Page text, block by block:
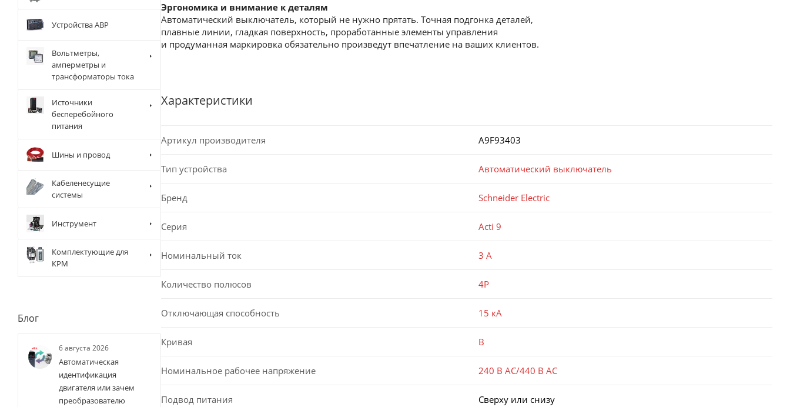
Эргономика и внимание к деталям
Автоматический выключатель, который не нужно прятать. Точная подгонка деталей,
плавные линии, гладкая поверхность, проработанные элементы управления
и продуманная маркировка обязательно произведут впечатление на ваших клиентов.
Характеристики
Артикул производителя A9F93403
Тип устройства Автоматический выключатель
Бренд Schneider Electric
Серия Acti 9
Номинальный ток 3 А
Количество полюсов 4P
Отключающая способность 15 кА
Кривая B
Номинальное рабочее напряжение 240 В AC/440 В AC
Подвод питания Сверху или снизу
Устройства АВР
Вольтметры,
амперметры и
трансформаторы тока
Источники
бесперебойного
питания
Шины и провод
Кабеленесущие
системы
Инструмент
Комплектующие для
КРМ
Блог
6 августа 2026
Автоматическая
идентификация
двигателя или зачем
преобразователю